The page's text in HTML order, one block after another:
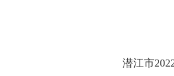
潜江市